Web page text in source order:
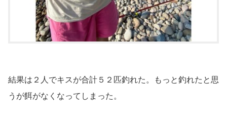
結果は２人でキスが合計５２匹釣れた。もっと釣れたと思
うが餌がなくなってしまった。